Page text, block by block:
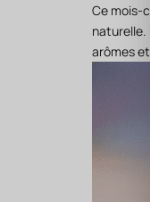
Ce mois-
naturelle.
arômes et